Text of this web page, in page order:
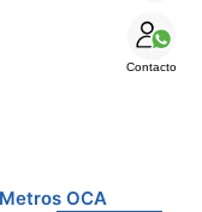
Contacto
OCA